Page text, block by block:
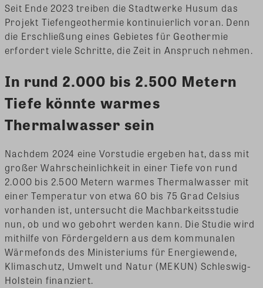
Seit Ende 2023 treiben die Stadtwerke Husum das
Projekt Tiefengeothermie kontinuierlich voran. Denn
die Erschließung eines Gebietes für Geothermie
erfordert viele Schritte, die Zeit in Anspruch nehmen.
In rund 2.000 bis 2.500 Metern
Tiefe könnte warmes
Thermalwasser sein
Nachdem 2024 eine Vorstudie ergeben hat, dass mit
großer Wahrscheinlichkeit in einer Tiefe von rund
2.000 bis 2.500 Metern warmes Thermalwasser mit
einer Temperatur von etwa 60 bis 75 Grad Celsius
vorhanden ist, untersucht die Machbarkeitsstudie
nun, ob und wo gebohrt werden kann. Die Studie wird
mithilfe von Fördergeldern aus dem kommunalen
Wärmefonds des Ministeriums für Energiewende,
Klimaschutz, Umwelt und Natur (MEKUN) Schleswig-
Holstein finanziert.